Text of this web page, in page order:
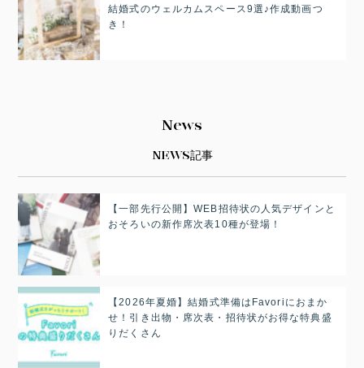
結婚式のウェルカムスペース9選♪作成動画つ
き！
News
NEWS記事
【一部先行公開】WEB招待状の人気デザインと
おそろいの新作席次表10種が登場！
【2026年夏婚】結婚式準備はFavoriにおまか
せ！引き出物・席次表・招待状がお得な特典盛
りだくさん